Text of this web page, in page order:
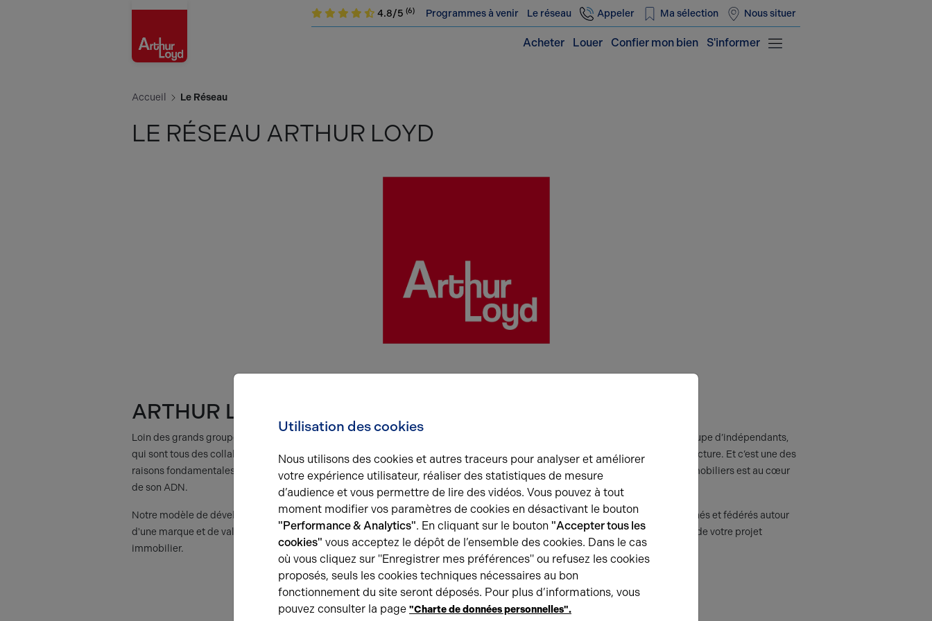
4.8/5 (6) Programmes à venir Le réseau Appeler Ma sélection Nous situer
Acheter Louer S'informer
Confier mon bien
Accueil Le Réseau
LE RÉSEAU ARTHUR LOYD
ARTHUR LOYD, UN BROKER PAS COMME LES AUTRES
Loin des grands groupes financiarisés adossés à une banque ou un fonds d’investissement, Arthur Loyd est aujourd’hui un groupe d’indépendants,
qui sont tous des collaborateurs actifs au sein du réseau, en grande partie eux-mêmes entrepreneurs et dirigeants de leur structure. Et c’est une des
raisons fondamentales du succès de la marque : l’entrepreneuriat et le développement d’entreprises au travers de projets immobiliers est au cœur
de son ADN.
Notre modèle de développement, qui s'appuie sur la force d'un réseau de professionnels indépendants ancrés sur leurs marchés et fédérés autour
d'une marque et de valeurs fortes, vous garantit un professionnalisme, un savoir-faire et une réactivité à la hauteur des enjeux de votre projet
immobilier.
Utilisation des cookies
Nous utilisons des cookies et autres traceurs pour analyser et améliorer
votre expérience utilisateur, réaliser des statistiques de mesure
d’audience et vous permettre de lire des vidéos. Vous pouvez à tout
moment modifier vos paramètres de cookies en désactivant le bouton
"Performance & Analytics". En cliquant sur le bouton "Accepter tous les
cookies" vous acceptez le dépôt de l’ensemble des cookies. Dans le cas
où vous cliquez sur "Enregistrer mes préférences" ou refusez les cookies
proposés, seuls les cookies techniques nécessaires au bon
fonctionnement du site seront déposés. Pour plus d’informations, vous
pouvez consulter la page "Charte de données personnelles".